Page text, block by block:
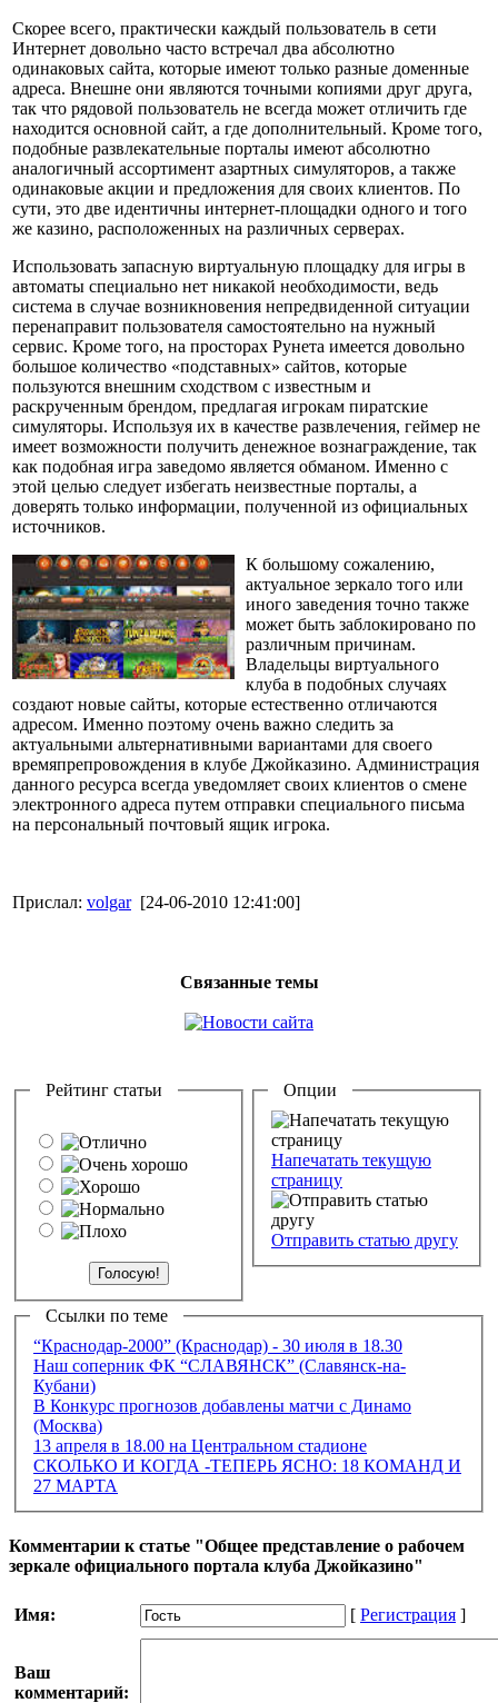
Скорее всего, практически каждый пользователь в сети
Интернет довольно часто встречал два абсолютно
одинаковых сайта, которые имеют только разные доменные
адреса. Внешне они являются точными копиями друг друга,
так что рядовой пользователь не всегда может отличить где
находится основной сайт, а где дополнительный. Кроме того,
подобные развлекательные порталы имеют абсолютно
аналогичный ассортимент азартных симуляторов, а также
одинаковые акции и предложения для своих клиентов. По
сути, это две идентичны интернет-площадки одного и того
же казино, расположенных на различных серверах.
Использовать запасную виртуальную площадку для игры в
автоматы специально нет никакой необходимости, ведь
система в случае возникновения непредвиденной ситуации
перенаправит пользователя самостоятельно на нужный
сервис. Кроме того, на просторах Рунета имеется довольно
большое количество «подставных» сайтов, которые
пользуются внешним сходством с известным и
раскрученным брендом, предлагая игрокам пиратские
симуляторы. Используя их в качестве развлечения, геймер не
имеет возможности получить денежное вознаграждение, так
как подобная игра заведомо является обманом. Именно с
этой целью следует избегать неизвестные порталы, а
доверять только информации, полученной из официальных
источников.
К большому сожалению,
актуальное зеркало того или
иного заведения точно также
может быть заблокировано по
различным причинам.
Владельцы виртуального
клуба в подобных случаях
создают новые сайты, которые естественно отличаются
адресом. Именно поэтому очень важно следить за
актуальными альтернативными вариантами для своего
времяпрепровождения в клубе Джойказино. Администрация
данного ресурса всегда уведомляет своих клиентов о смене
электронного адреса путем отправки специального письма
на персональный почтовый ящик игрока.
Прислал: volgar [24-06-2010 12:41:00]
Связанные темы
Рейтинг статьи Опции
Напечатать текущую
страницу
Отправить статью другу
Ссылки по теме
“Краснодар-2000” (Краснодар) - 30 июля в 18.30
Наш соперник ФК “СЛАВЯНСК” (Славянск-на-
Кубани)
В Конкурс прогнозов добавлены матчи с Динамо
(Москва)
13 апреля в 18.00 на Центральном стадионе
СКОЛЬКО И КОГДА -ТЕПЕРЬ ЯСНО: 18 КОМАНД И
27 МАРТА
Комментарии к статье "Общее представление о рабочем
зеркале официального портала клуба Джойказино"
Имя: [ Регистрация ]
Ваш
комментарий: